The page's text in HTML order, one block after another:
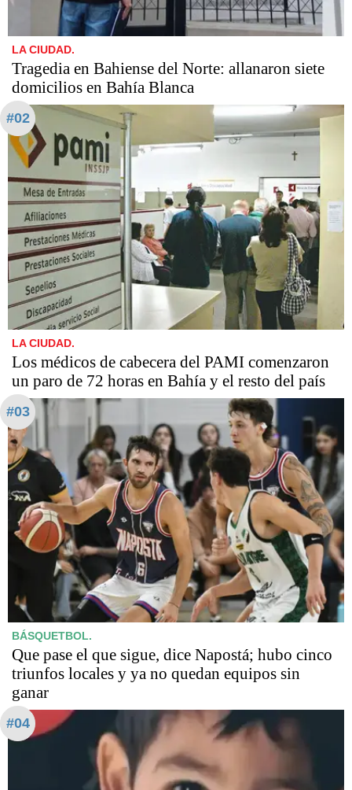
LA CIUDAD.
Tragedia en Bahiense del Norte: allanaron siete
domicilios en Bahía Blanca
#02
LA CIUDAD.
Los médicos de cabecera del PAMI comenzaron
un paro de 72 horas en Bahía y el resto del país
#03
BÁSQUETBOL.
Que pase el que sigue, dice Napostá; hubo cinco
triunfos locales y ya no quedan equipos sin
ganar
#04